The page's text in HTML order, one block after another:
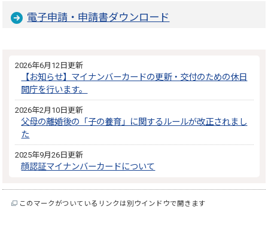
電子申請・申請書ダウンロード
2026年6月12日更新
【お知らせ】マイナンバーカードの更新・交付のための休日
開庁を行います。
2026年2月10日更新
父母の離婚後の「子の養育」に関するルールが改正されまし
た
2025年9月26日更新
顔認証マイナンバーカードについて
このマークがついているリンクは別ウインドウで開きます